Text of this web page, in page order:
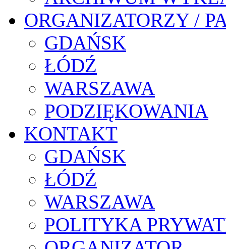
ORGANIZATORZY /
GDAŃSK
ŁÓDŹ
WARSZAWA
PODZIĘKOWANIA
KONTAKT
GDAŃSK
ŁÓDŹ
WARSZAWA
POLITYKA